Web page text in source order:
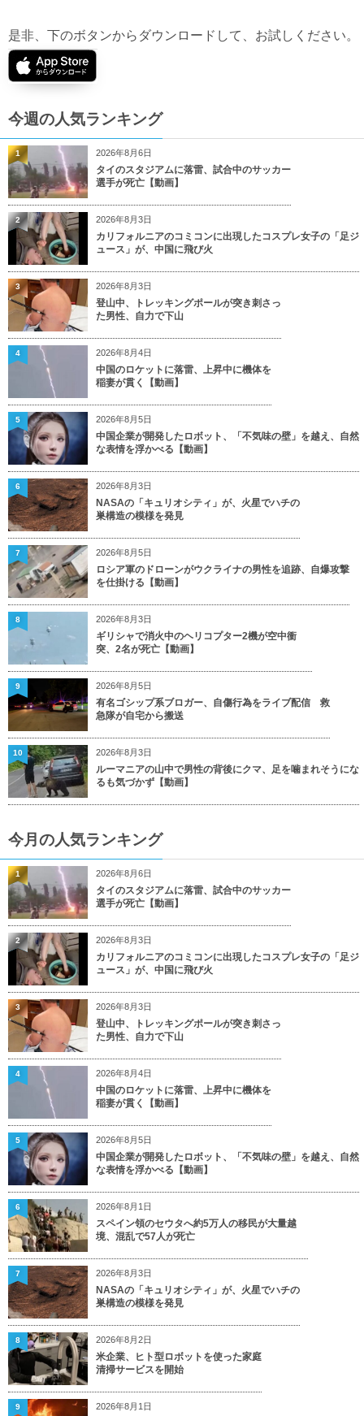
是非、下のボタンからダウンロードして、お試しください。
今週の人気ランキング
2026年8月6日
タイのスタジアムに落雷、試合中のサッカー
選手が死亡【動画】
1
2026年8月3日
カリフォルニアのコミコンに出現したコスプレ女子の「足ジ
ュース」が、中国に飛び火
2
2026年8月3日
登山中、トレッキングポールが突き刺さっ
た男性、自力で下山
3
2026年8月4日
中国のロケットに落雷、上昇中に機体を
稲妻が貫く【動画】
4
2026年8月5日
中国企業が開発したロボット、「不気味の壁」を越え、自然
な表情を浮かべる【動画】
5
2026年8月3日
NASAの「キュリオシティ」が、火星でハチの
巣構造の模様を発見
6
2026年8月5日
ロシア軍のドローンがウクライナの男性を追跡、自爆攻撃
を仕掛ける【動画】
7
2026年8月3日
ギリシャで消火中のヘリコプター2機が空中衝
突、2名が死亡【動画】
8
2026年8月5日
有名ゴシップ系ブロガー、自傷行為をライブ配信 救
急隊が自宅から搬送
9
2026年8月3日
ルーマニアの山中で男性の背後にクマ、足を噛まれそうにな
るも気づかず【動画】
10
今月の人気ランキング
2026年8月6日
タイのスタジアムに落雷、試合中のサッカー
選手が死亡【動画】
1
2026年8月3日
カリフォルニアのコミコンに出現したコスプレ女子の「足ジ
ュース」が、中国に飛び火
2
2026年8月3日
登山中、トレッキングポールが突き刺さっ
た男性、自力で下山
3
2026年8月4日
中国のロケットに落雷、上昇中に機体を
稲妻が貫く【動画】
4
2026年8月5日
中国企業が開発したロボット、「不気味の壁」を越え、自然
な表情を浮かべる【動画】
5
2026年8月1日
スペイン領のセウタへ約5万人の移民が大量越
境、混乱で57人が死亡
6
2026年8月3日
NASAの「キュリオシティ」が、火星でハチの
巣構造の模様を発見
7
2026年8月2日
米企業、ヒト型ロボットを使った家庭
清掃サービスを開始
8
2026年8月1日
9